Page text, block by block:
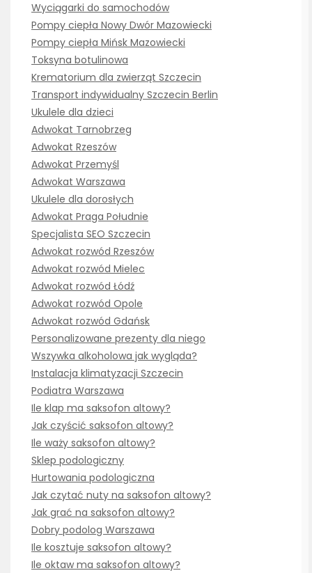
Wyciągarki do samochodów
Pompy ciepła Nowy Dwór Mazowiecki
Pompy ciepła Mińsk Mazowiecki
Toksyna botulinowa
Krematorium dla zwierząt Szczecin
Transport indywidualny Szczecin Berlin
Ukulele dla dzieci
Adwokat Tarnobrzeg
Adwokat Rzeszów
Adwokat Przemyśl
Adwokat Warszawa
Ukulele dla dorosłych
Adwokat Praga Południe
Specjalista SEO Szczecin
Adwokat rozwód Rzeszów
Adwokat rozwód Mielec
Adwokat rozwód Łódź
Adwokat rozwód Opole
Adwokat rozwód Gdańsk
Personalizowane prezenty dla niego
Wszywka alkoholowa jak wygląda?
Instalacja klimatyzacji Szczecin
Podiatra Warszawa
Ile klap ma saksofon altowy?
Jak czyścić saksofon altowy?
Ile waży saksofon altowy?
Sklep podologiczny
Hurtowania podologiczna
Jak czytać nuty na saksofon altowy?
Jak grać na saksofon altowy?
Dobry podolog Warszawa
Ile kosztuje saksofon altowy?
Ile oktaw ma saksofon altowy?